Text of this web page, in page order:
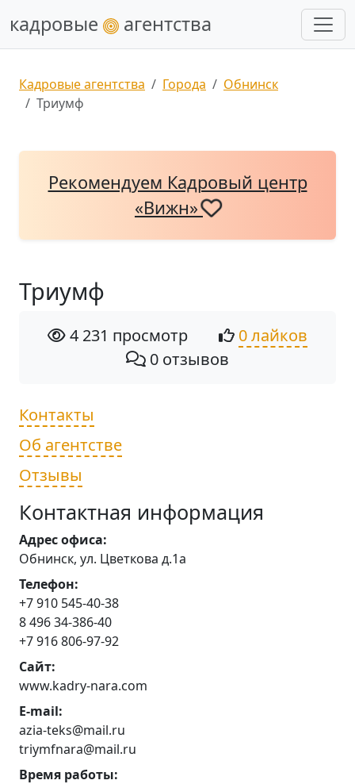
кадровые агентства
Кадровые агентства Города
Обнинск
Триумф
Рекомендуем Кадровый центр
«Вижн»
Триумф
4 231 просмотр
0 лайков
0 отзывов
Контакты
Об агентстве
Отзывы
Контактная информация
Адрес офиса:
Обнинск, ул. Цветкова д.1а
Телефон:
+7 910 545-40-38
8 496 34-386-40
+7 916 806-97-92
Сайт:
www.kadry-nara.com
E-mail:
azia-teks@mail.ru
triymfnara@mail.ru
Время работы: